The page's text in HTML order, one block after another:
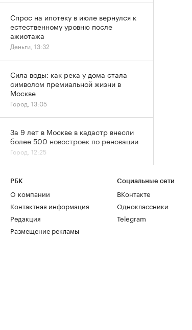
Спрос на ипотеку в июле вернулся к
естественному уровню после
ажиотажа
Деньги, 13:32
Сила воды: как река у дома стала
символом премиальной жизни в
Москве
Город, 13:05
За 9 лет в Москве в кадастр внесли
более 500 новостроек по реновации
Город, 12:25
От каких материалов при ремонте
Дизайн, 11:47
Более половины компаний при
ремонте офисов превышают
РБК
О компании
Контактная информация
Редакция
Размещение рекламы
Социальные сети
ВКонтакте
Одноклассники
Telegram